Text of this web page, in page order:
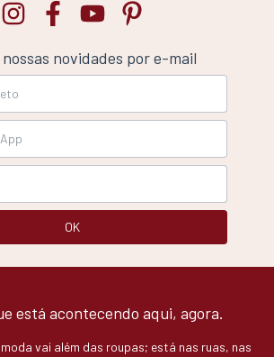
nossas novidades por e-mail
está acontecendo aqui, agora.
vai além das roupas; está nas ruas, nas